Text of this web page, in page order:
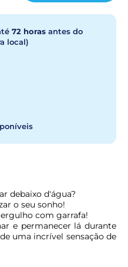
72 horas antes do
local)
debaixo d'água?
o seu sonho!
com garrafa!
e permanecer lá durante
uma incrível sensação de